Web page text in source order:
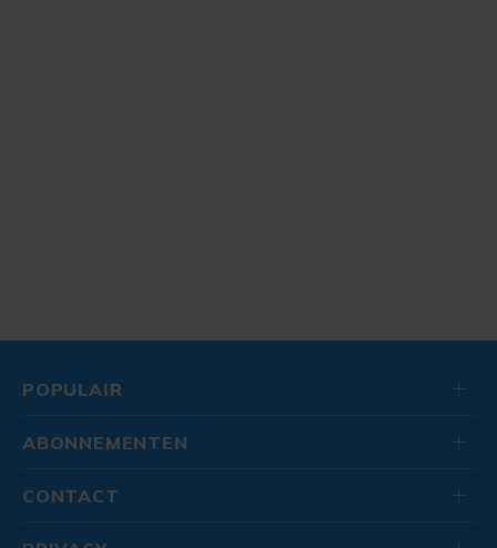
POPULAIR
ABONNEMENTEN
CONTACT